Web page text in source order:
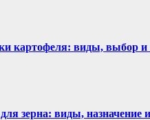
картофеля: виды, выбор и
зерна: виды,